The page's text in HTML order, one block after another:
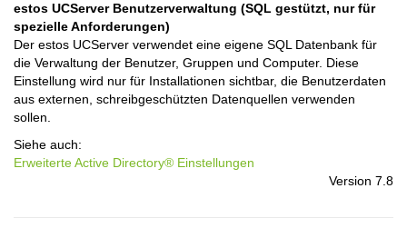
estos UCServer Benutzerverwaltung (SQL gestützt, nur für
spezielle Anforderungen)
Der estos UCServer verwendet eine eigene SQL Datenbank für
die Verwaltung der Benutzer, Gruppen und Computer. Diese
Einstellung wird nur für Installationen sichtbar, die Benutzerdaten
aus externen, schreibgeschützten Datenquellen verwenden
sollen.
Siehe auch:
Erweiterte Active Directory® Einstellungen
Version 7.8